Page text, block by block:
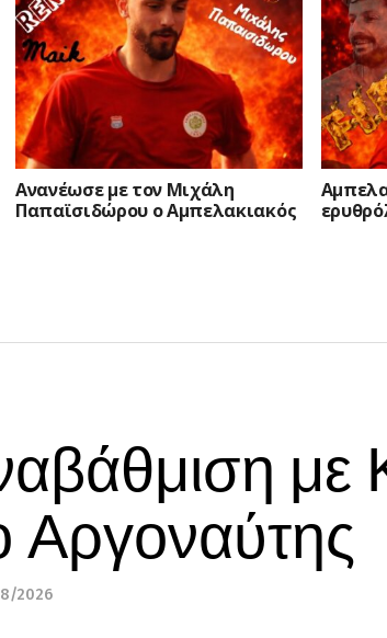
Ανανέωσε με τον Μιχάλη
Παπαϊσιδώρου ο Αμπελακιακός
Αργοναύτης
2026